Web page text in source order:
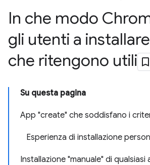
In che modo
gli utenti a
che ritengono utili
Su questa pagina
App "create" che soddisfano i
Esperienza di installazione
Installazione "manuale" di qualsiasi